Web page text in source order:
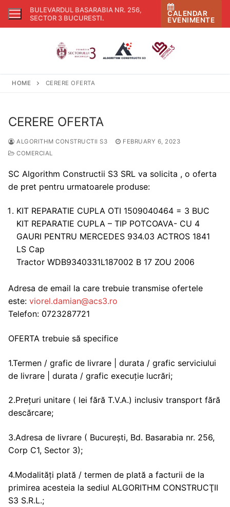
Skip
BULEVARDUL BASARABIA NR. 256,
SECTOR 3 BUCURESTI.
CALENDAR
EVENIMENTE
HOME CERERE OFERTA
CERERE OFERTA
ALGORITHM CONSTRUCTII S3
FEBRUARY 6, 2023
COMERCIAL
SC Algorithm Constructii S3 SRL va solicita , o oferta
de pret pentru urmatoarele produse:
KIT REPARATIE CUPLA OTI 1509040464 = 3 BUC
KIT REPARATIE CUPLA – TIP POTCOAVA- CU 4
GAURI PENTRU MERCEDES 934.03 ACTROS 1841
LS Cap
Tractor WDB9340331L187002 B 17 ZOU 2006
Adresa de email la care trebuie transmise ofertele
este: viorel.damian@acs3.ro
Telefon: 0723287721
OFERTA trebuie să specifice
1.Termen / grafic de livrare | durata / grafic serviciului
de livrare | durata / grafic execuție lucrări;
2.Prețuri unitare ( lei fără T.V.A.) inclusiv transport fără
descărcare;
3.Adresa de livrare ( București, Bd. Basarabia nr. 256,
Corp C1, Sector 3);
4.Modalități plată / termen de plată a facturii de la
primirea acesteia la sediul ALGORITHM CONSTRUCŢII
S3 S.R.L.;